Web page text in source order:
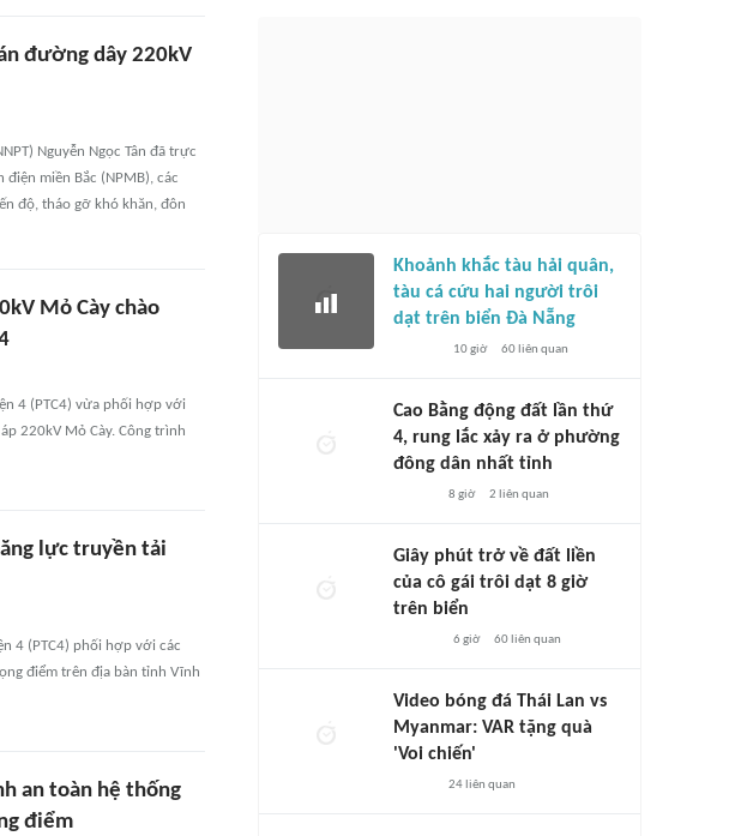
đường dây 220kV
Nguyễn Ngọc Tân đã trực
miền Bắc (NPMB), các
độ, tháo gỡ khó khăn, đôn
Mỏ Cày chào
4 (PTC4) vừa phối hợp với
220kV Mỏ Cày. Công trình
lực truyền tải
4 (PTC4) phối hợp với các
điểm trên địa bàn tỉnh Vĩnh
an toàn hệ thống
điểm
Khoảnh khắc tàu hải quân,
tàu cá cứu hai người trôi
dạt trên biển Đà Nẵng
10 giờ 60liên quan
Cao Bằng động đất lần thứ
4, rung lắc xảy ra ở phường
đông dân nhất tỉnh
8 giờ 2 liên quan
Giây phút trở về đất liền
của cô gái trôi dạt 8 giờ
trên biển
6 giờ 60liên quan
Video bóng đá Thái Lan vs
Myanmar: VAR tặng quà
'Voi chiến'
24liên quan